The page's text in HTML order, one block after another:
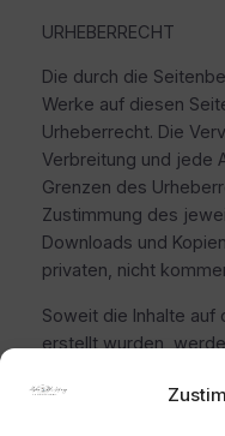
URHEBERRECHT
Die durch die
Werke auf diesen
Urheberrecht. Die
Verbreitung und jede
Grenzen des
Zustimmung des
Downloads und
privaten, nicht
Soweit die Inhalte
erstellt wurden,
solche